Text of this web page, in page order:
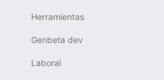
Herramientas
Genbeta dev
Laboral